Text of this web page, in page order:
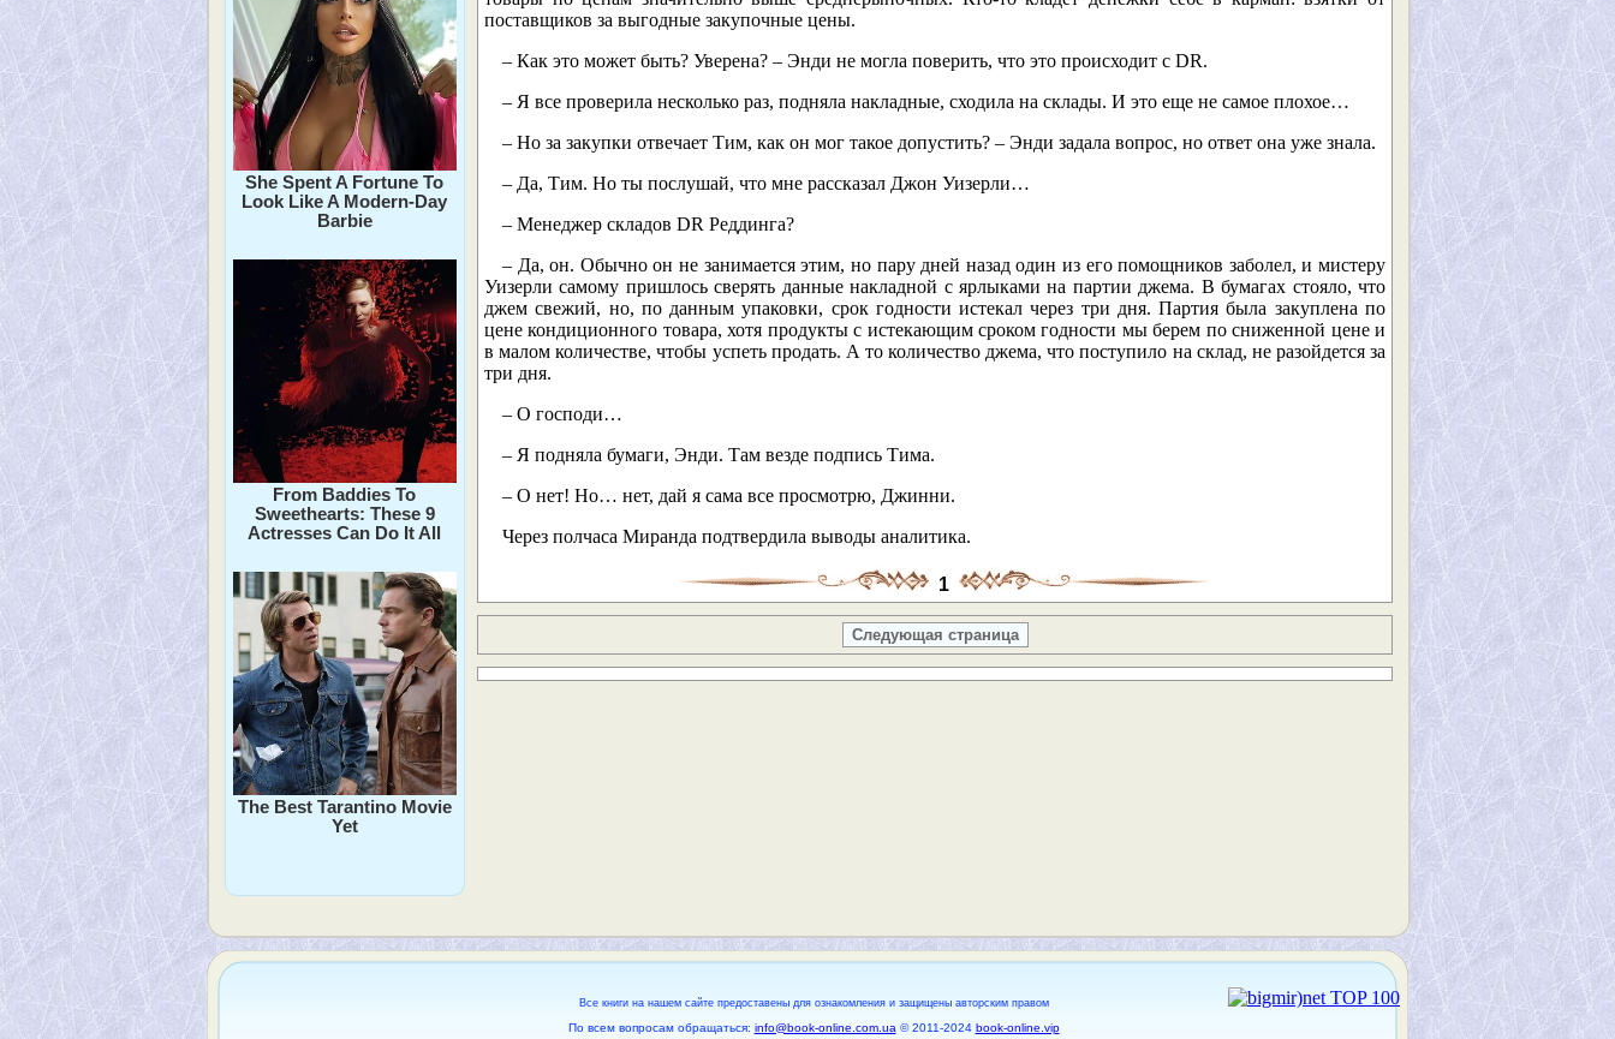
She Spent A Fortune To
Look Like A Modern-Day
Barbie
From Baddies To
Sweethearts: These 9
Actresses Can Do It All
The Best Tarantino Movie
Yet
поставщиков за выгодные закупочные цены.
– Как это может быть? Уверена? – Энди не могла поверить, что это происходит с DR.
– Я все проверила несколько раз, подняла накладные, сходила на склады. И это еще не самое плохое…
– Но за закупки отвечает Тим, как он мог такое допустить? – Энди задала вопрос, но ответ она уже знала.
– Да, Тим. Но ты послушай, что мне рассказал Джон Уизерли…
– Менеджер складов DR Реддинга?
– Да, он. Обычно он не занимается этим, но пару дней назад один из его помощников заболел, и мистеру
Уизерли самому пришлось сверять данные накладной с ярлыками на партии джема. В бумагах стояло, что
джем свежий, но, по данным упаковки, срок годности истекал через три дня. Партия была закуплена по
цене кондиционного товара, хотя продукты с истекающим сроком годности мы берем по сниженной цене и
в малом количестве, чтобы успеть продать. А то количество джема, что поступило на склад, не разойдется за
три дня.
– О господи…
– Я подняла бумаги, Энди. Там везде подпись Тима.
– О нет! Но… нет, дай я сама все просмотрю, Джинни.
Через полчаса Миранда подтвердила выводы аналитика.
1
Следующая страница
Все книги на нашем сайте предоставены для ознакомления и защищены авторским правом
По всем вопросам обращаться: info@book-online.com.ua © 2011-2024 book-online.vip